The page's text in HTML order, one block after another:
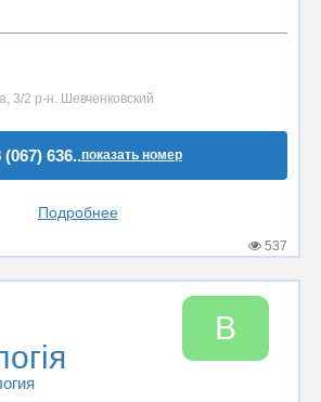
3/2 р-н. Шевченковский
(067) 636..показать номер
Подробнее
537
В